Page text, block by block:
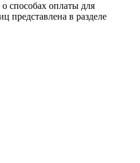
способах оплаты для
представлена в разделе